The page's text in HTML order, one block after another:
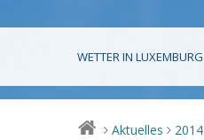
WETTER IN LUXEMBURG
> Aktuelles > 2014